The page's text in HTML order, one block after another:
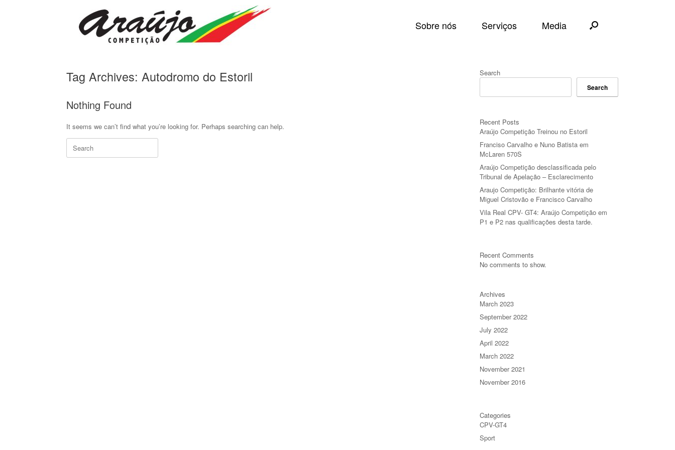
Sobre nós Serviços Media
Tag Archives: Autodromo do Estoril
Nothing Found
It seems we can’t find what you’re looking for. Perhaps searching can help.
Search
for:
Search
Search
Recent Posts
Araújo Competição Treinou no Estoril
Franciso Carvalho e Nuno Batista em
McLaren 570S
Araújo Competição desclassificada pelo
Tribunal de Apelação – Esclarecimento
Araujo Competição: Brilhante vitória de
Miguel Cristovão e Francisco Carvalho
Vila Real CPV- GT4: Araújo Competição em
P1 e P2 nas qualificações desta tarde.
Recent Comments
No comments to show.
Archives
March 2023
September 2022
July 2022
April 2022
March 2022
November 2021
November 2016
Categories
CPV-GT4
Sport